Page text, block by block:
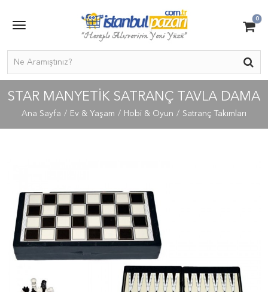
0
STAR MANYETIK SATRANÇ TAVLA DAMA
Ana Sayfa Ev & Yaşam Hobi & Oyun Satranç Takımları